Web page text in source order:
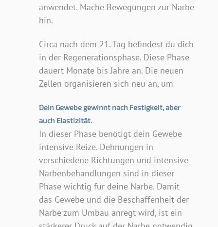
anwendet. Mache Bewegungen zur Narbe
hin.
Circa nach dem 21. Tag befindest du dich
in der Regenerationsphase. Diese Phase
dauert Monate bis Jahre an. Die neuen
Zellen organisieren sich neu an, um
Dein Gewebe gewinnt nach Festigkeit, aber
auch Elastizität.
In dieser Phase benötigt dein Gewebe
intensive Reize. Dehnungen in
verschiedene Richtungen und intensive
Narbenbehandlungen sind in dieser
Phase wichtig für deine Narbe. Damit
das Gewebe und die Beschaffenheit der
Narbe zum Umbau anregt wird, ist ein